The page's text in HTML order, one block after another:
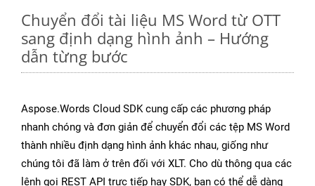
Chuyển đổi tài liệu MS Word từ OTT
sang định dạng hình ảnh – Hướng
dẫn từng bước
Aspose.Words Cloud SDK cung cấp các phương pháp
nhanh chóng và đơn giản để chuyển đổi các tệp MS Word
thành nhiều định dạng hình ảnh khác nhau, giống như
chúng tôi đã làm ở trên đối với XLT. Cho dù thông qua các
lệnh gọi REST API trực tiếp hay SDK, bạn có thể dễ dàng